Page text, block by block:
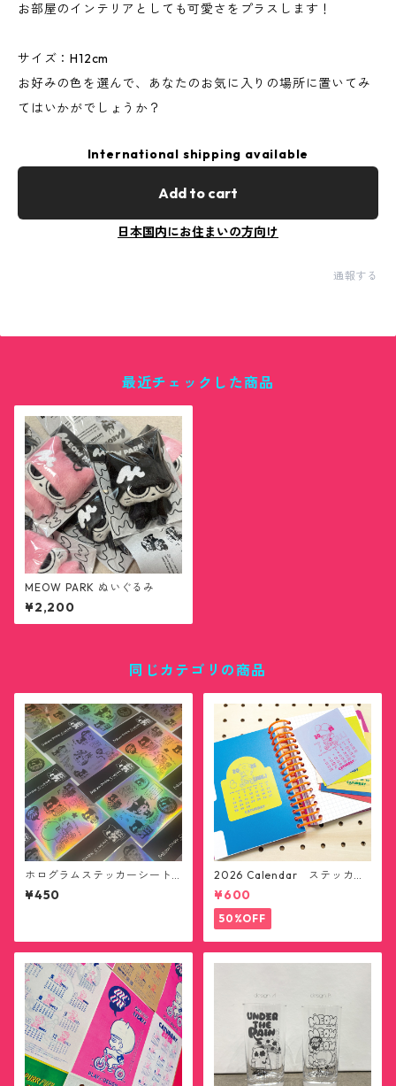
お部屋のインテリアとしても可愛さをプラスします！
サイズ：H12cm
お好みの色を選んで、あなたのお気に入りの場所に置いてみ
てはいかがでしょうか？
International shipping available
Add to cart
日本国内にお住まいの方向け
通報する
最近チェックした商品
MEOW PARK ぬいぐるみ
¥2,200
同じカテゴリの商品
ホログラムステッカーシート
(送料無料)
¥450
2026 Calendar ステッカー1
2枚セット(送料無料)
¥600
50%OFF